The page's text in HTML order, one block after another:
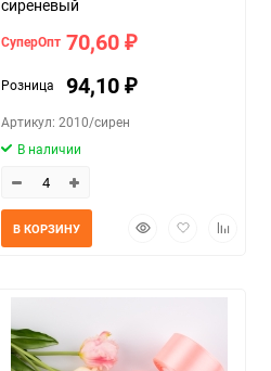
сиреневый
СуперОпт 70,60 ₽
Розница 94,10 ₽
Артикул: 2010/сирен
В наличии
БыстрыйДобавитьДобавить
В КОРЗИНУ